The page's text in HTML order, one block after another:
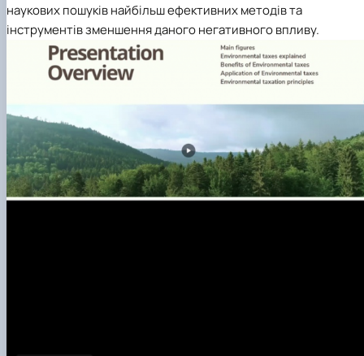
наукових пошуків найбільш ефективних методів та
інструментів зменшення даного негативного впливу.